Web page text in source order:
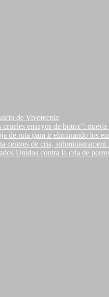
de Vivotecnia
ensayos de botox”:
de ruta para ir eliminando los
centres de cria,
Unidos contra la cría de